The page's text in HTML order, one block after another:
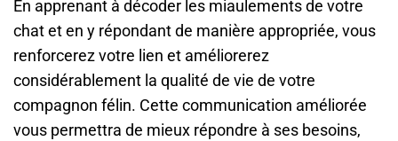
En apprenant à décoder les miaulements de votre
chat et en y répondant de manière appropriée, vous
renforcerez votre lien et améliorerez
considérablement la qualité de vie de votre
compagnon félin. Cette communication améliorée
vous permettra de mieux répondre à ses besoins,